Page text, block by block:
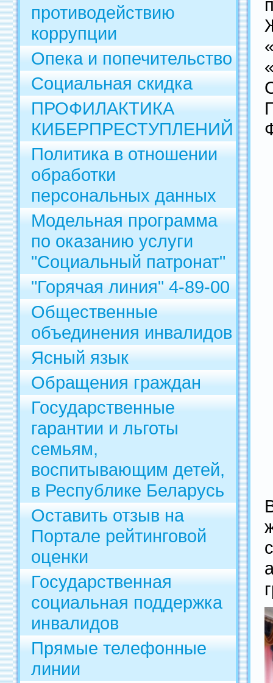
противодействию
коррупции
Опека и попечительство
Социальная скидка
ПРОФИЛАКТИКА
КИБЕРПРЕСТУПЛЕНИЙ
Политика в отношении
обработки
персональных данных
Модельная программа
по оказанию услуги
"Социальный патронат"
"Горячая линия" 4-89-00
Общественные
объединения инвалидов
Ясный язык
Обращения граждан
Государственные
гарантии и льготы
семьям,
воспитывающим детей,
в Республике Беларусь
Оставить отзыв на
Портале рейтинговой
оценки
Государственная
социальная поддержка
инвалидов
Прямые телефонные
линии